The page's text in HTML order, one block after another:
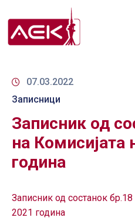
ЗА
ДОКУМЕНТИ
РФ
СПЕКТАР
АНАЛИЗА
07.03.2022
Записници
Записник од
на Комисијата
година
Записник од состанок
2021 година